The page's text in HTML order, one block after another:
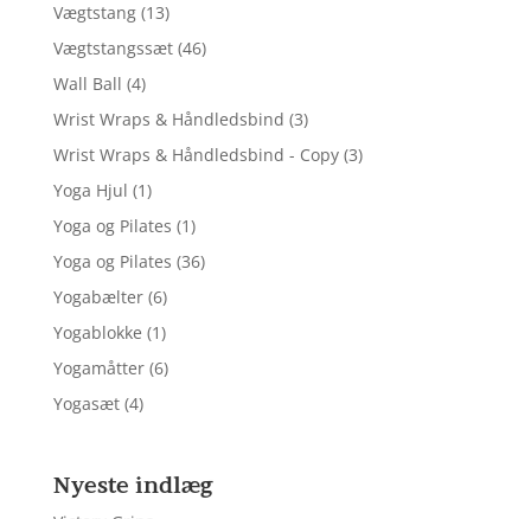
Vægtstang (13)
Vægtstangssæt (46)
Wall Ball (4)
Wrist Wraps & Håndledsbind (3)
Wrist Wraps & Håndledsbind - Copy (3)
Yoga Hjul (1)
Yoga og Pilates (1)
Yoga og Pilates (36)
Yogabælter (6)
Yogablokke (1)
Yogamåtter (6)
Yogasæt (4)
Nyeste indlæg